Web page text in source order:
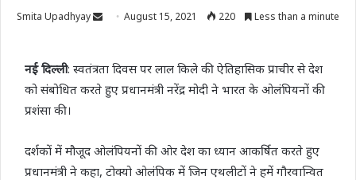
Smita Upadhyay
SendAugust 15, 2021 220 Less than a minute
नई दिल्ली: स्वतंत्रता दिवस पर लाल किले की ऐतिहासिक प्राचीर से देश
को संबोधित करते हुए प्रधानमंत्री नरेंद्र मोदी ने भारत के ओलंपियनों की
प्रशंसा की।
दर्शकों में मौजूद ओलंपियनों की ओर देश का ध्यान आकर्षित करते हुए
प्रधानमंत्री ने कहा, टोक्यो ओलंपिक में जिन एथलीटों ने हमें गौरवान्वित